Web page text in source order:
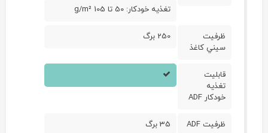
تغذیه خودکار: 50 تا 105 g/m²
ظرفيت
سيني کاغذ
250 برگ
قابليت
تغذيه
خودکار ADF
ظرفيت ADF 35 برگ